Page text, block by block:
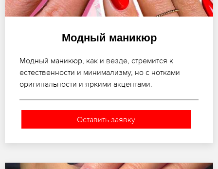
Модный маникюр
Модный маникюр, как и везде, стремится к
естественности и минимализму, но с нотками
оригинальности и яркими акцентами.
Оставить заявку